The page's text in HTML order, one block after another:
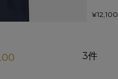
¥12,100
3